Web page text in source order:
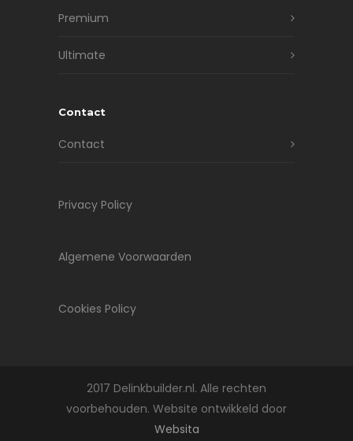
Premium
Ultimate
Contact
Contact
Privacy Policy
Algemene Voorwaarden
Cookies Policy
2017 Delinkbuilder.nl. Alle rechten
voorbehouden. Website ontwikkeld door
Websita